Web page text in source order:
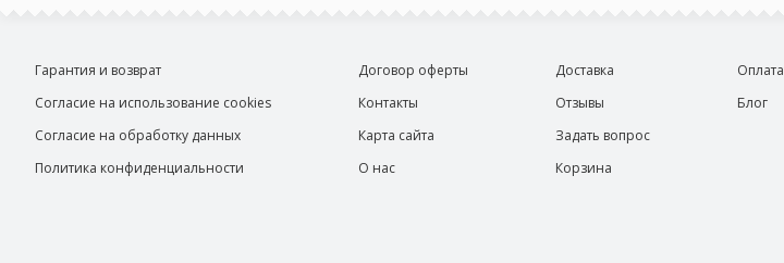
Гарантия и возврат
Согласие на использование cookies
Согласие на обработку данных
Политика конфиденциальности
Договор оферты
Контакты
Карта сайта
О нас
Доставка
Отзывы
Задать вопрос
Корзина
Оплата
Блог